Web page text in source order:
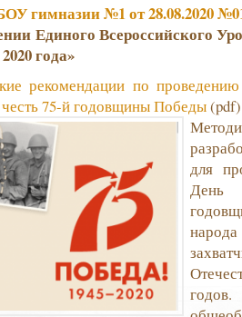
гимназии №1 от 28.08.2020
Единого Всероссийского
года»
рекомендации по
честь 75-й годовщины Победы(pdf)
для
День
годов.